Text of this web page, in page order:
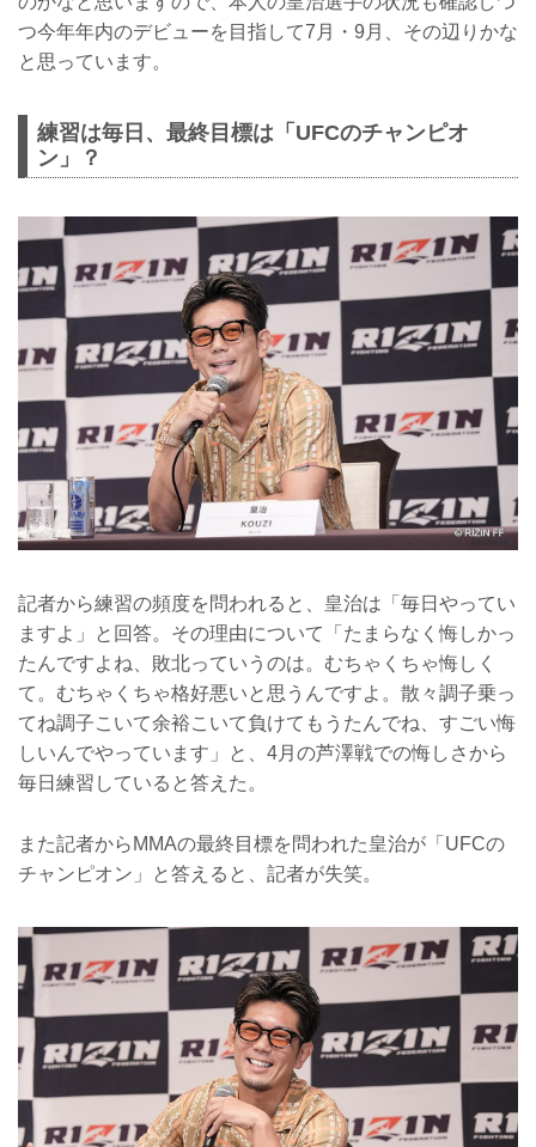
つ今年年内のデビューを目指して7月・9月、その辺りかな
と思っています。
練習は毎日、最終目標は「UFCのチャンピオ
ン」？
記者から練習の頻度を問われると、皇治は「毎日やってい
ますよ」と回答。その理由について「たまらなく悔しかっ
たんですよね、敗北っていうのは。むちゃくちゃ悔しく
て。むちゃくちゃ格好悪いと思うんですよ。散々調子乗っ
てね調子こいて余裕こいて負けてもうたんでね、すごい悔
しいんでやっています」と、4月の芦澤戦での悔しさから
毎日練習していると答えた。
また記者からMMAの最終目標を問われた皇治が「UFCの
チャンピオン」と答えると、記者が失笑。